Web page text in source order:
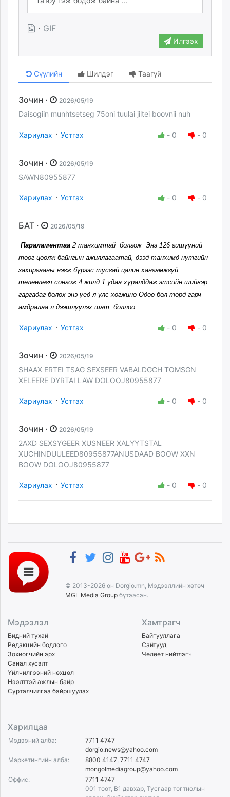
· GIF
Илгээх
Сүүлийн Шилдэг Таагүй
Зочин · 2026/05/19
Daisogiin munhtsetseg 75oni tuulai jiltei boovnii nuh
Хариулах · Устгах - 0 - 0
Зочин · 2026/05/19
SAWN80955877
Хариулах · Устгах - 0 - 0
БАТ · 2026/05/19
Параламентаа 2 танхимтай болгож Энэ 126 гишүүний
тоог цөөлж байнгын ажиллагаатай, дээд танхимд нутгийн
захиргааны нэгж бүрээс тусгай цалин хангамжгүй
төлөөлөгч сонгож 4 жилд 1 удаа хуралддаж этсийн шийвэр
гаргадаг болох энэ үед л улс хөгжинө Одоо бол төрд гарч
амдралаа л дээшлүүлэх шат боллоо
Хариулах · Устгах - 0 - 0
Зочин · 2026/05/19
SHAAX ERTEI TSAG SEXSEER VABALDGCH TOMSGN
XELEERE DYRTAI LAW DOLOOJ80955877
Хариулах · Устгах - 0 - 0
Зочин · 2026/05/19
2AXD SEXSYGEER XUSNEER XALYYTSTAL
XUCHINDUULEED80955877ANUSDAAD BOOW XXN
BOOW DOLOOJ80955877
Хариулах · Устгах - 0 - 0
© 2013-2026 он Dorgio.mn, Мэдээллийн хөтөч
MGL Media Group бүтээсэн.
Мэдээлэл
Бидний тухай
Редакцийн бодлого
Зохиогчийн эрх
Санал хүсэлт
Үйлчилгээний нөхцөл
Нээлттэй ажлын байр
Сурталчилгаа байршуулах
Хамтрагч
Байгууллага
Сайтууд
Чөлөөт нийтлэгч
Харилцаа
Мэдээний алба:
7711 4747
dorgio.news@yahoo.com
Маркетингийн алба:
8800 4147, 7711 4747
mongolmediagroup@yahoo.com
Оффис:
7711 4747
001 тоот, B1 давхар, Тусгаар тогтнолын